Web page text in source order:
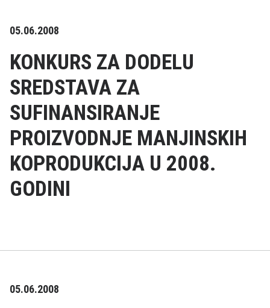
05.06.2008
KONKURS ZA DODELU
SREDSTAVA ZA
SUFINANSIRANJE
PROIZVODNJE MANJINSKIH
KOPRODUKCIJA U 2008.
GODINI
05.06.2008